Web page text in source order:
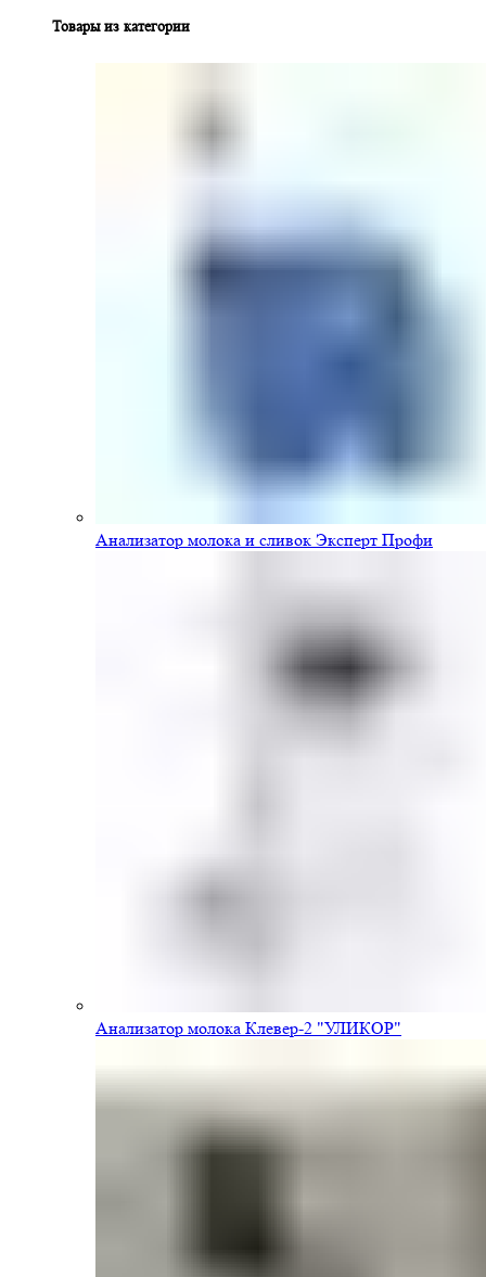
Товары из категории
Анализатор молока и сливок Эксперт Профи
Анализатор молока Клевер-2 "УЛИКОР"